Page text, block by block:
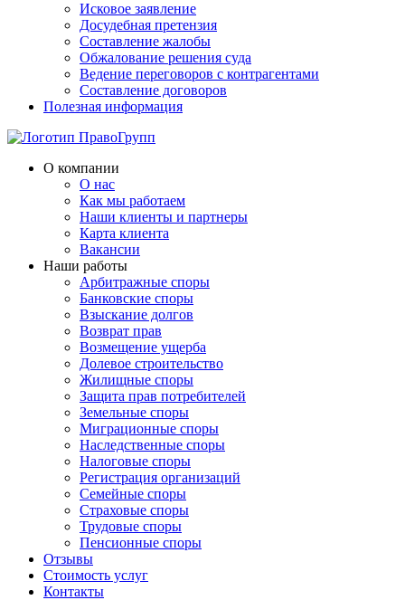
Исковое заявление
Досудебная претензия
Составление жалобы
Обжалование решения суда
Ведение переговоров с контрагентами
Составление договоров
Полезная информация
О компании
О нас
Как мы работаем
Наши клиенты и партнеры
Карта клиента
Вакансии
Наши работы
Арбитражные споры
Банковские споры
Взыскание долгов
Возврат прав
Возмещение ущерба
Долевое строительство
Жилищные споры
Защита прав потребителей
Земельные споры
Миграционные споры
Наследственные споры
Налоговые споры
Регистрация организаций
Семейные споры
Страховые споры
Трудовые споры
Пенсионные споры
Отзывы
Стоимость услуг
Контакты